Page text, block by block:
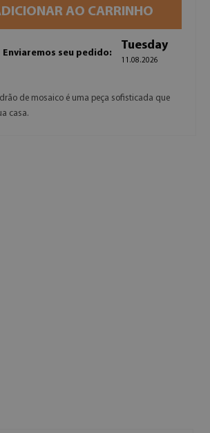
AO CARRINHO
Enviaremos seu pedido:
Tuesday
11.08.2026
de mosaico é uma peça sofisticada que
casa.